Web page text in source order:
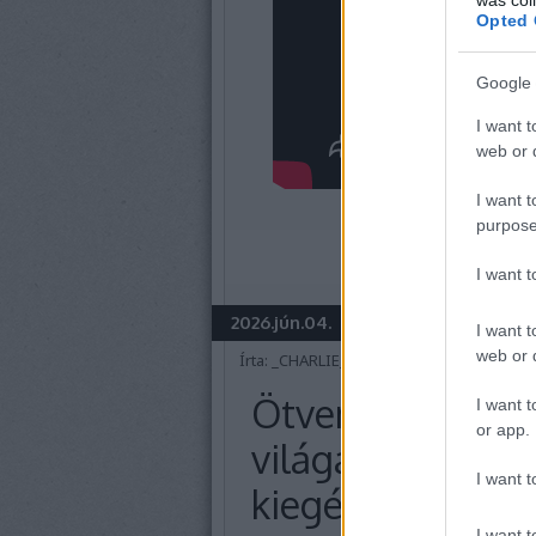
Opted
Google
I want
web or
I want
I want
I want
web or
I want
or app.
I want
2026.jún.04.
Írta: _CHARLIE_
Ötvenhatodik
világa - II.
kiegészítő